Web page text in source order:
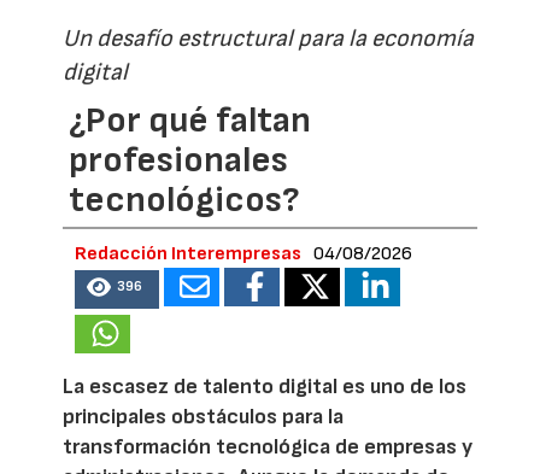
Un desafío estructural para la economía
digital
¿Por qué faltan
profesionales
tecnológicos?
Redacción Interempresas 04/08/2026
396
La escasez de talento digital es uno de los
principales obstáculos para la
transformación tecnológica de empresas y